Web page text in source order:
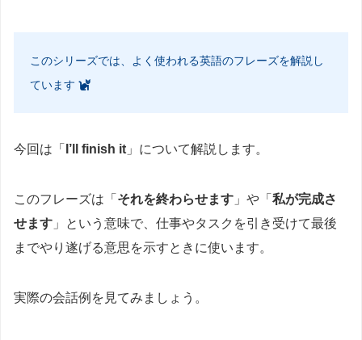
このシリーズでは、よく使われる英語のフレーズを解説し
ています
今回は「 I’ll finish it 」について解説します。
このフレーズは「 それを終わらせます 」や「 私が完成さ
せます 」という意味で、仕事やタスクを引き受けて最後
までやり遂げる意思を示すときに使います。
実際の会話例を見てみましょう。